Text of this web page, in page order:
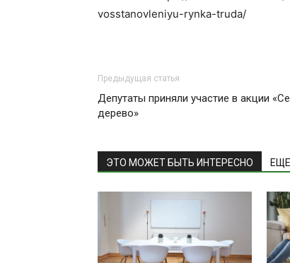
vosstanovleniyu-rynka-truda/
Предыдущая статья
Депутаты приняли участие в акции
дерево»
ЭТО МОЖЕТ БЫТЬ ИНТЕРЕСНО